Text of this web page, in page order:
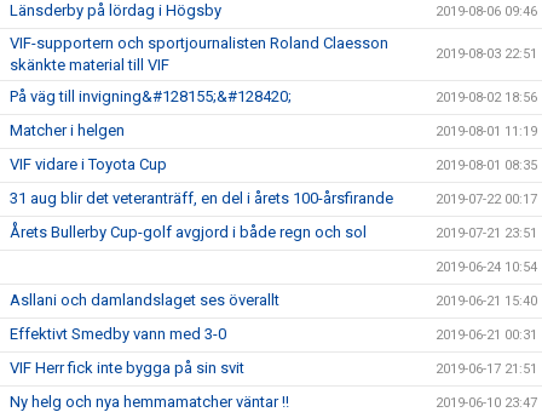
Länsderby på lördag i Högsby 2019-08-06 09:46
VIF-supportern och sportjournalisten Roland Claesson
skänkte material till VIF
2019-08-03 22:51
På väg till invigning&#128155;&#128420; 2019-08-02 18:56
Matcher i helgen 2019-08-01 11:19
VIF vidare i Toyota Cup 2019-08-01 08:35
31 aug blir det veteranträff, en del i årets 100-årsfirande 2019-07-22 00:17
Årets Bullerby Cup-golf avgjord i både regn och sol 2019-07-21 23:51
2019-06-24 10:54
Asllani och damlandslaget ses överallt 2019-06-21 15:40
Effektivt Smedby vann med 3-0 2019-06-21 00:31
VIF Herr fick inte bygga på sin svit 2019-06-17 21:51
Ny helg och nya hemmamatcher väntar !! 2019-06-10 23:47